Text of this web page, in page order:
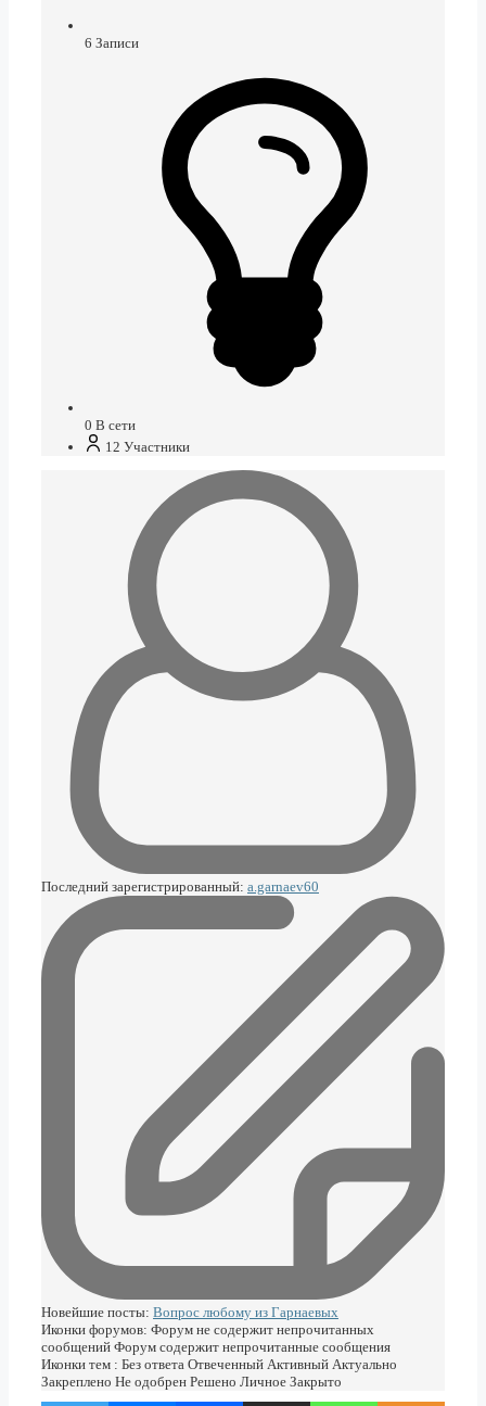
6 Записи
0 В сети
12 Участники
Последний зарегистрированный: a.garnaev60
Новейшие посты: Вопрос любому из Гарнаевых
Иконки форумов: Форум не содержит непрочитанных
сообщений Форум содержит непрочитанные сообщения
Иконки тем : Без ответа Отвеченный Активный Актуально
Закреплено Не одобрен Решено Личное Закрыто